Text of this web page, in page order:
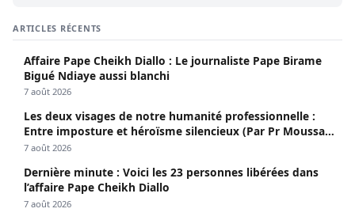
ARTICLES RÉCENTS
Affaire Pape Cheikh Diallo : Le journaliste Pape Birame
Bigué Ndiaye aussi blanchi
7 août 2026
Les deux visages de notre humanité professionnelle :
Entre imposture et héroïsme silencieux (Par Pr Moussa
Seydi)
7 août 2026
Dernière minute : Voici les 23 personnes libérées dans
l’affaire Pape Cheikh Diallo
7 août 2026